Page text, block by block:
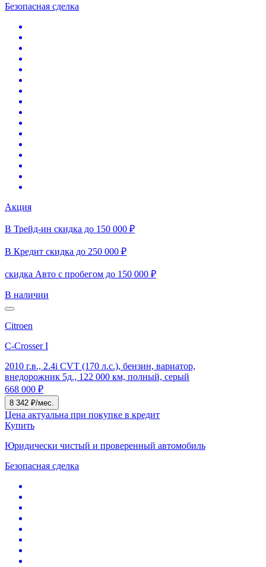
Безопасная сделка
Акция
В Трейд-ин скидка до 150 000 ₽
В Кредит скидка до 250 000 ₽
скидка Авто с пробегом до 150 000 ₽
В наличии
Citroen
C-Crosser I
2010 г.в., 2.4i CVT (170 л.с.), бензин, вариатор,
внедорожник 5д., 122 000 км, полный, серый
668 000 ₽
8 342 ₽/мес.
Цена актуальна при покупке в кредит
Купить
Юридически чистый и проверенный автомобиль
Безопасная сделка